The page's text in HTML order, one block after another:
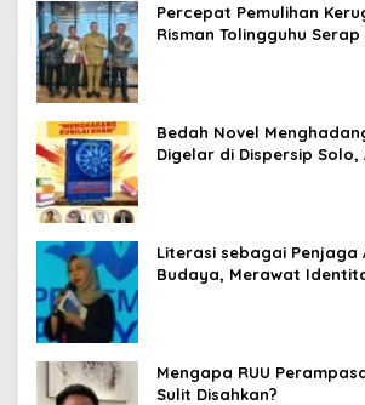
Percepat Pemulihan
Risman Tolingguhu
Bedah Novel
Digelar di Dispersip Solo,
Literasi sebagai Penjaga
Budaya, Merawat
Mengapa RUU
Sulit Disahkan?